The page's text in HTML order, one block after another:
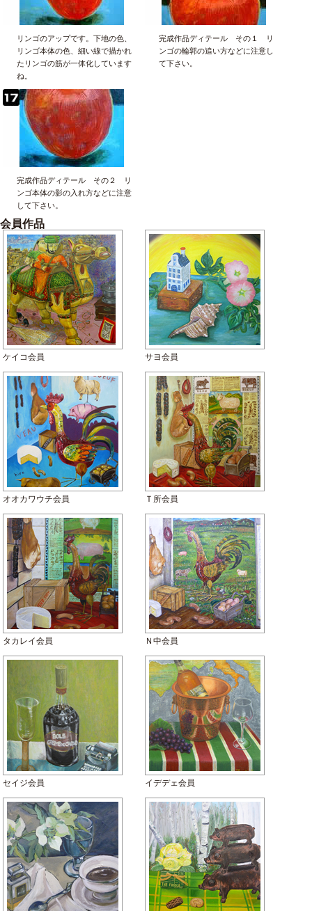
リンゴのアップです。下地の色、
リンゴ本体の色、細い線で描かれ
たリンゴの筋が一体化しています
ね。
完成作品ディテール その１ リ
ンゴの輪郭の追い方などに注意し
て下さい。
完成作品ディテール その２ リ
ンゴ本体の影の入れ方などに注意
して下さい。
会員作品
ケイコ会員 サヨ会員
オオカワウチ会員 Ｔ所会員
タカレイ会員 Ｎ中会員
セイジ会員 イデデェ会員